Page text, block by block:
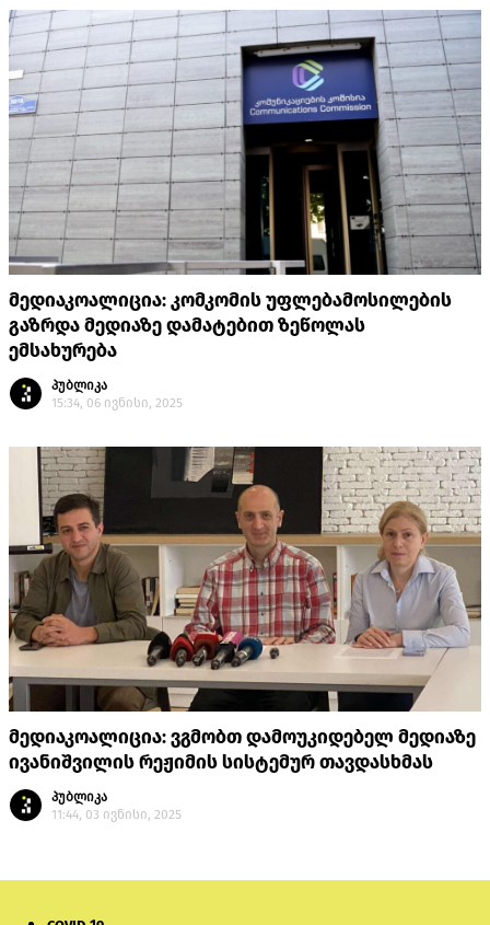
მედიაკოალიცია: კომკომის უფლებამოსილების
გაზრდა მედიაზე დამატებით ზეწოლას
ემსახურება
პუბლიკა
15:34, 06 ივნისი, 2025
მედიაკოალიცია: ვგმობთ დამოუკიდებელ მედიაზე
ივანიშვილის რეჟიმის სისტემურ თავდასხმას
პუბლიკა
11:44, 03 ივნისი, 2025